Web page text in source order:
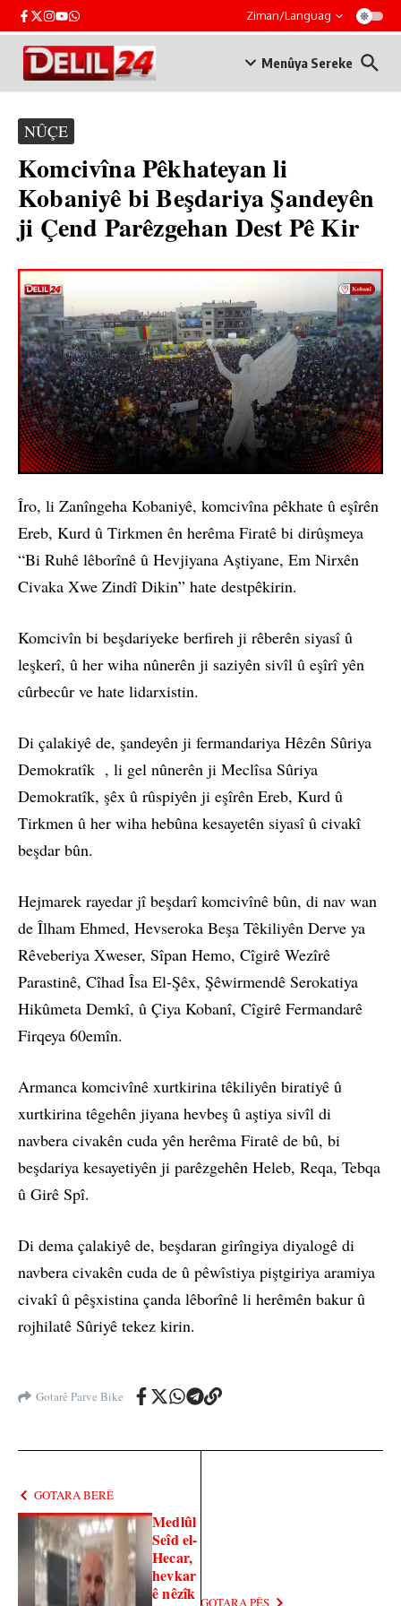
Skip to content Ziman/Languag
Menûya Sereke
NÛÇE
Komcivîna Pêkhateyan li
Kobaniyê bi Beşdariya Şandeyên
ji Çend Parêzgehan Dest Pê Kir
Îro, li Zanîngeha Kobaniyê, komcivîna pêkhate û eşîrên
Ereb, Kurd û Tirkmen ên herêma Firatê bi dirûşmeya
“Bi Ruhê lêborînê û Hevjiyana Aştiyane, Em Nirxên
Civaka Xwe Zindî Dikin” hate destpêkirin.
Komcivîn bi beşdariyeke berfireh ji rêberên siyasî û
leşkerî, û her wiha nûnerên ji saziyên sivîl û eşîrî yên
cûrbecûr ve hate lidarxistin.
Di çalakiyê de, şandeyên ji fermandariya Hêzên Sûriya
Demokratîk , li gel nûnerên ji Meclîsa Sûriya
Demokratîk, şêx û rûspiyên ji eşîrên Ereb, Kurd û
Tirkmen û her wiha hebûna kesayetên siyasî û civakî
beşdar bûn.
Hejmarek rayedar jî beşdarî komcivînê bûn, di nav wan
de Îlham Ehmed, Hevseroka Beşa Têkiliyên Derve ya
Rêveberiya Xweser, Sîpan Hemo, Cîgirê Wezîrê
Parastinê, Cîhad Îsa El-Şêx, Şêwirmendê Serokatiya
Hikûmeta Demkî, û Çiya Kobanî, Cîgirê Fermandarê
Firqeya 60emîn.
Armanca komcivînê xurtkirina têkiliyên biratiyê û
xurtkirina têgehên jiyana hevbeş û aştiya sivîl di
navbera civakên cuda yên herêma Firatê de bû, bi
beşdariya kesayetiyên ji parêzgehên Heleb, Reqa, Tebqa
û Girê Spî.
Di dema çalakiyê de, beşdaran girîngiya diyalogê di
navbera civakên cuda de û pêwîstiya piştgiriya aramiya
civakî û pêşxistina çanda lêborînê li herêmên bakur û
rojhilatê Sûriyê tekez kirin.
Gotarê Parve Bike
GOTARA BERÊ
Medlûl
Seîd el-
Hecar,
hevkar
ê nêzîk